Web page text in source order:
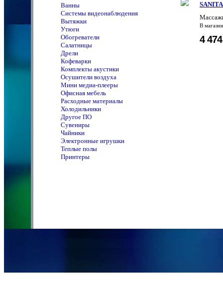
Ванны
Системы видеонаблюдения
Вытяжки
Утюги
Обогреватели
Салатницы
Дрели
Кофеварки
Комплекты акустики
Осушители воздуха
Мини медиа-плееры
Офисная мебель
Расходные материалы
Холодильники
Другое ПО
Сувениры
Чайники
Электронные игрушки
Теплые полы
Принтеры
В
4